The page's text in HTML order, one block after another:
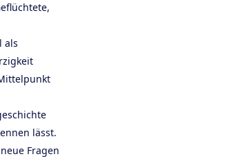
als
lässt.
Fragen